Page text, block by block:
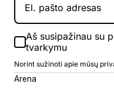
Aš susipažinau su
tvarkymu
Norint sužinoti apie mūsų
Arena